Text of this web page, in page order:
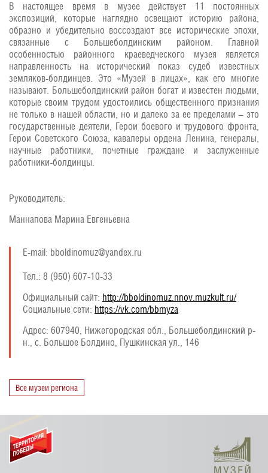
В настоящее время в музее действует 11 постоянных
экспозиций, которые наглядно освещают историю района,
образно и убедительно воссоздают все исторические эпохи,
связанные с Большеболдинским районом. Главной
особенностью районного краеведческого музея является
направленность на исторический показ судеб известных
земляков-болдинцев. Это «Музей в лицах», как его многие
называют. Большеболдинский район богат и известен людьми,
которые своим трудом удостоились общественного признания
не только в нашей области, но и далеко за ее пределами – это
государственные деятели, Герои боевого и трудового фронта,
Герои Советского Союза, кавалеры ордена Ленина, генералы,
научные работники, почетные граждане и заслуженные
работники-болдинцы.
Руководитель:
Маннапова Марина Евгеньевна
E-mail: bboldinomuz@yandex.ru
Тел.: 8 (950) 607-10-33
Официальный сайт: http://bboldinomuz.nnov.muzkult.ru/
Социальные сети: https://vk.com/bbmyza
Адрес: 607940, Нижегородская обл., Большеболдинский р-
н., с. Большое Болдино, Пушкинская ул., 146
Все музеи региона